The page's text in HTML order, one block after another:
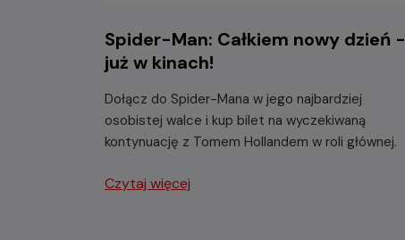
Spider-Man: Całkiem nowy dzień -
już w kinach!
Dołącz do Spider-Mana w jego najbardziej
osobistej walce i kup bilet na wyczekiwaną
kontynuację z Tomem Hollandem w roli głównej.
Czytaj więcej